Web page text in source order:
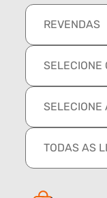
REVENDAS
SELECIONE
SELECIONE
TODAS AS